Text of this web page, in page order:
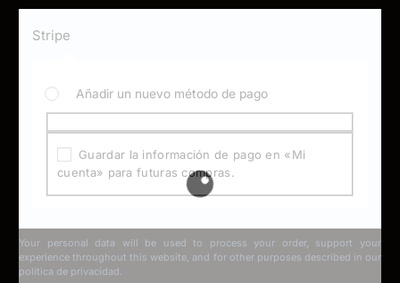
Stripe
Añadir un nuevo método de pago
Guardar la información de pago en «Mi
cuenta» para futuras compras.
Your personal data will be used to process your order, support your
experience throughout this website, and for other purposes described in our
política de privacidad